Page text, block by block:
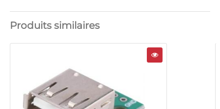
Produits similaires